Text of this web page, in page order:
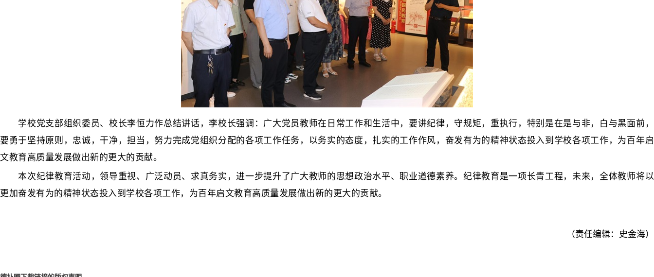
学校党支部组织委员、校长李恒力作总结讲话，李校长强调：广大党员教师在日常工作和生活中，要讲纪律，守规矩，重执行，特别是在是与非，白与黑面前，
要勇于坚持原则，忠诚，干净，担当，努力完成党组织分配的各项工作任务，以务实的态度，扎实的工作作风，奋发有为的精神状态投入到学校各项工作，为百年启
文教育高质量发展做出新的更大的贡献。
本次纪律教育活动，领导重视、广泛动员、求真务实，进一步提升了广大教师的思想政治水平、职业道德素养。纪律教育是一项长青工程，未来，全体教师将以
更加奋发有为的精神状态投入到学校各项工作，为百年启文教育高质量发展做出新的更大的贡献。
（责任编辑：史金海）